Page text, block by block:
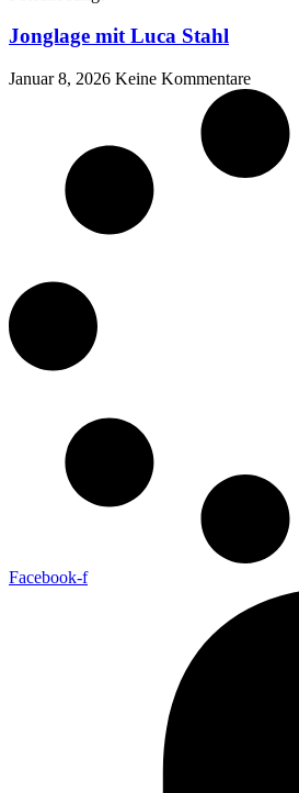
Jonglage mit Luca Stahl
Januar 8, 2026 Keine Kommentare
Facebook-f